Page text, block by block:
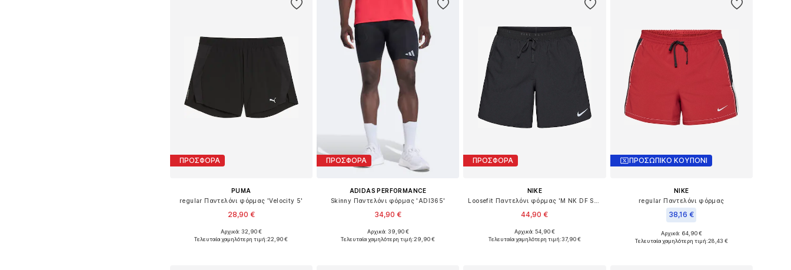
ΠΡΟΣΦΟΡΑ
PUMA
regular Παντελόνι φόρμας 'Velocity 5'
28,90 €
Αρχικά: 32,90 €
Τελευταία χαμηλότερη τιμή:22,90 €
ΠΡΟΣΦΟΡΑ
ADIDAS PERFORMANCE
Skinny Παντελόνι φόρμας 'ADI365'
34,90 €
Διαθέσιμα μεγέθη: XXL x regular
Αρχικά: 39,90 €
Τελευταία χαμηλότερη τιμή:29,90 €
ΠΡΟΣΦΟΡΑ
NIKE
44,90 €
Διαθέσιμα μεγέθη: S, M, L, XL, XXL
Αρχικά: 54,90 €
Τελευταία χαμηλότερη τιμή:37,90 €
ΠΡΟΣΩΠΙΚΟ ΚΟΥΠΟΝΙ
NIKE
regular Παντελόνι φόρμας
38,16 €
Διαθέσιμα μεγέθη: S, M, L, XL
Αρχικά: 64,90 €
Τελευταία χαμηλότερη τιμή:28,43 €